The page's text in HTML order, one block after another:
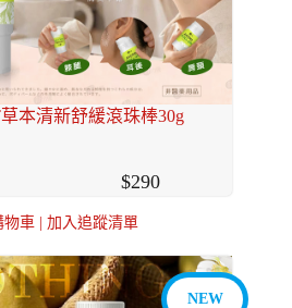
本清新舒緩滾珠棒30g
290
物車 | 加入追蹤清單
NEW